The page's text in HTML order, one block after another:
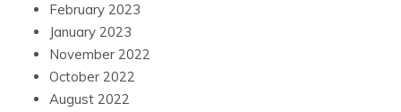
February 2023
January 2023
November 2022
October 2022
August 2022